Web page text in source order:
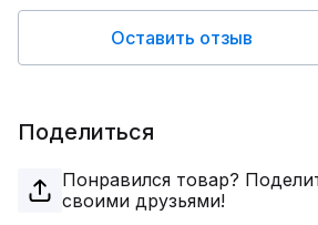
Оставить отзыв
Поделиться
Понравился товар?
своими друзьями!